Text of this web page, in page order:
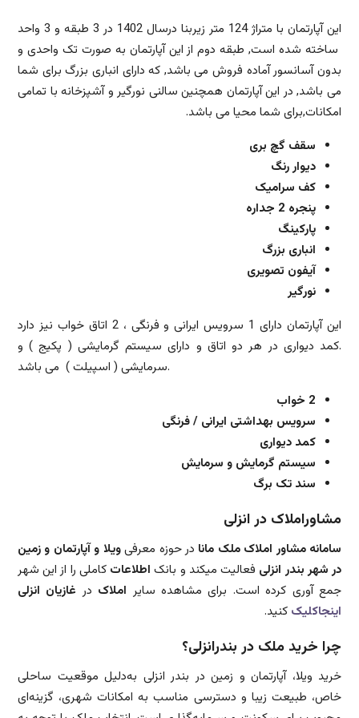
این آپارتمان با متراژ 124 متر زیربنا درسال 1402 در 3 طبقه و 3 واحد
ساخته شده است, طبقه دوم از این آپارتمان به صورت تک واحدی و
بدون آسانسور آماده فروش می باشد, که دارای انباری بزرگ برای شما
می باشد, در این آپارتمان همچنین سالنی نورگیر و آشپزخانه با تمامی
امکانات,برای شما محیا می باشد.
سقف گچ بری
دیوار رنگ
کف سرامیک
پنجره 2 جداره
پارکینگ
انباری بزرگ
آیفون تصویری
نورگیر
این آپارتمان دارای 1 سرویس ایرانی و فرنگی ، 2 اتاق خواب نیز دارد
.کمد دیواری در هر دو اتاق و دارای سیستم گرمایشی ( پکیج ) و
سرمایشی ( اسپیلت ) می باشد.
2 خواب
سرویس بهداشتی ایرانی / فرنگی
کمد دیواری
سیستم گرمایش و سرمایش
سند تک برگ
مشاوراملاک در انزلی
سامانه مشاور املاک ملک مانا در حوزه معرفیویلا و آپارتمان و زمین
در شهر بندر انزلی فعالیت میکند و بانک اطلاعاتکاملی را از این شهر
جمع آوری کرده است. برای مشاهده سایر املاک در غازیان انزلی
اینجاکلیک کنید.
چرا خرید ملک در بندرانزلی؟
خرید ویلا، آپارتمان و زمین در بندر انزلی به‌دلیل موقعیت ساحلی
خاص، طبیعت زیبا و دسترسی مناسب به امکانات شهری، گزینه‌ای